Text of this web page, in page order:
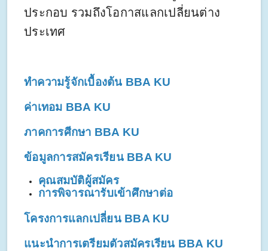
ประกอบ รวมถึงโอกาสแลกเปลี่ยนต่าง
ประเทศ
ทำความรู้จักเบื้องต้น BBA KU
ค่าเทอม BBA KU
ภาคการศีกษา BBA KU
ข้อมูลการสมัครเรียน BBA KU
คุณสมบัติผู้สมัคร
การพิจารณารับเข้าศึกษาต่อ
โครงการแลกเปลี่ยน BBA KU
แนะนำการเตรียมตัวสมัครเรียน BBA KU